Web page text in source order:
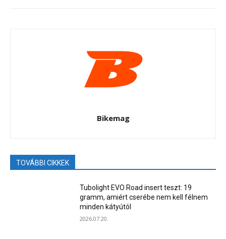
Bikemag
TOVÁBBI CIKKEK
Tubolight EVO Road insert teszt: 19
gramm, amiért cserébe nem kell félnem
minden kátyútól
2026.07.20.